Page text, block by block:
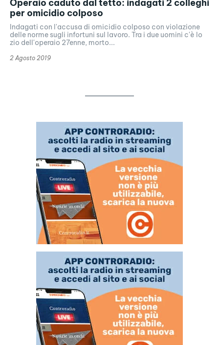
Operaio caduto dal tetto: indagati 2 colleghi
per omicidio colposo
Indagati con l'accusa di omicidio colposo con violazione
delle norme sugli infortuni sul lavoro. Tra i due uomini c'è lo
zio dell'operaio 27enne, morto...
2 Agosto 2019